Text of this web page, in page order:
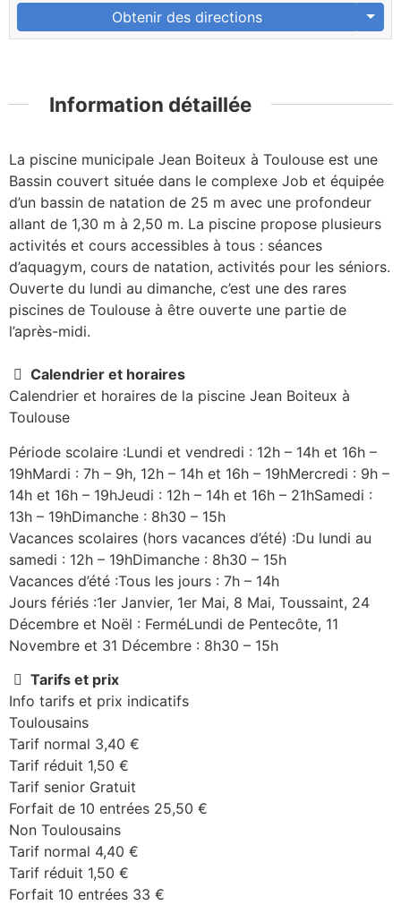
Obtenir des directions
Information détaillée
La piscine municipale Jean Boiteux à Toulouse est une
Bassin couvert située dans le complexe Job et équipée
d’un bassin de natation de 25 m avec une profondeur
allant de 1,30 m à 2,50 m. La piscine propose plusieurs
activités et cours accessibles à tous : séances
d’aquagym, cours de natation, activités pour les séniors.
Ouverte du lundi au dimanche, c’est une des rares
piscines de Toulouse à être ouverte une partie de
l’après-midi.
Calendrier et horaires
Calendrier et horaires de la piscine Jean Boiteux à
Toulouse
Période scolaire :Lundi et vendredi : 12h – 14h et 16h –
19hMardi : 7h – 9h, 12h – 14h et 16h – 19hMercredi : 9h –
14h et 16h – 19hJeudi : 12h – 14h et 16h – 21hSamedi :
13h – 19hDimanche : 8h30 – 15h
Vacances scolaires (hors vacances d’été) :Du lundi au
samedi : 12h – 19hDimanche : 8h30 – 15h
Vacances d’été :Tous les jours : 7h – 14h
Jours fériés :1er Janvier, 1er Mai, 8 Mai, Toussaint, 24
Décembre et Noël : FerméLundi de Pentecôte, 11
Novembre et 31 Décembre : 8h30 – 15h
Tarifs et prix
Info tarifs et prix indicatifs
Toulousains
Tarif normal 3,40 €
Tarif réduit 1,50 €
Tarif senior Gratuit
Forfait de 10 entrées 25,50 €
Non Toulousains
Tarif normal 4,40 €
Tarif réduit 1,50 €
Forfait 10 entrées 33 €